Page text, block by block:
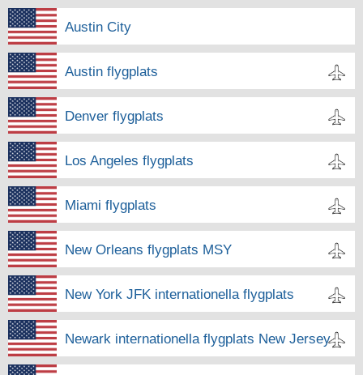
Austin City
Austin flygplats
Denver flygplats
Los Angeles flygplats
Miami flygplats
New Orleans flygplats MSY
New York JFK internationella flygplats
Newark internationella flygplats New Jersey